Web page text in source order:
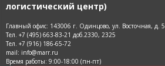
логистический центр)
Главный офис: 143006 г. Одинцово, ул. Восточная, д. 5
Тел. +7 (495) 663-83-21 доб.2330, 2325
Тел. +7 (916) 186-65-72
mail: info@marr.ru
Время работы: 9:00-18:00 (пн-пт)